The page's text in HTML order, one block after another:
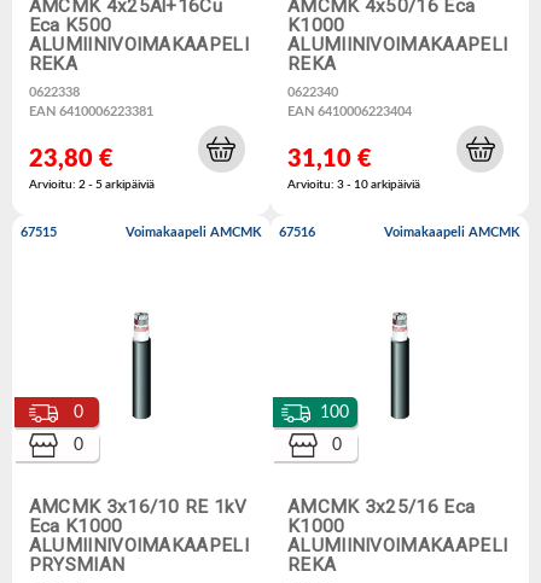
AMCMK 4x25Al+16Cu
Eca K500
ALUMIINIVOIMAKAAPELI
REKA
0622338
EAN 6410006223381
23,80 €
Arvioitu: 2 - 5 arkipäiviä
AMCMK 4x50/16 Eca
K1000
ALUMIINIVOIMAKAAPELI
REKA
0622340
EAN 6410006223404
31,10 €
Arvioitu: 3 - 10 arkipäiviä
67515 Voimakaapeli AMCMK
AMCMK 3x16/10 RE 1kV
Eca K1000
ALUMIINIVOIMAKAAPELI
PRYSMIAN
0
0
67516 Voimakaapeli AMCMK
AMCMK 3x25/16 Eca
K1000
ALUMIINIVOIMAKAAPELI
REKA
100
0